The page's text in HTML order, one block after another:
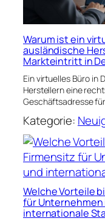
Warum ist ein
ausländische
Markteintritt in
Ein virtuelles Büro in
Herstellern eine
Geschäftsadresse
Kategorie:
Welche Vorteile
für Unternehmen
internationale